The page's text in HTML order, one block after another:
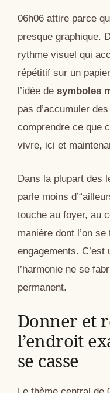
06h06 attire parce
presque graphique.
rythme visuel qui
répétitif sur un
l’idée de symboles
pas d’accumuler
comprendre ce que
vivre, ici et
Dans la plupart des
parle moins
touche au foyer, au
manière dont l’on
engagements. C’est
l’harmonie ne se
permanent.
Donner et
l’endroit
se casse